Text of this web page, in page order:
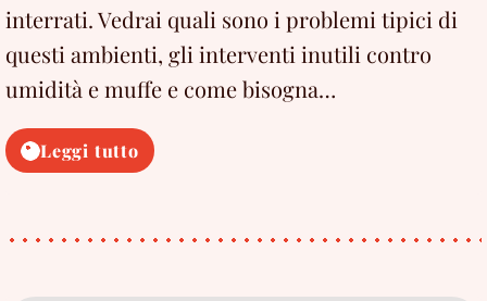
interrati. Vedrai quali sono i problemi tipici di
questi ambienti, gli interventi inutili contro
umidità e muffe e come bisogna…
Leggi tuttoCome
eliminare